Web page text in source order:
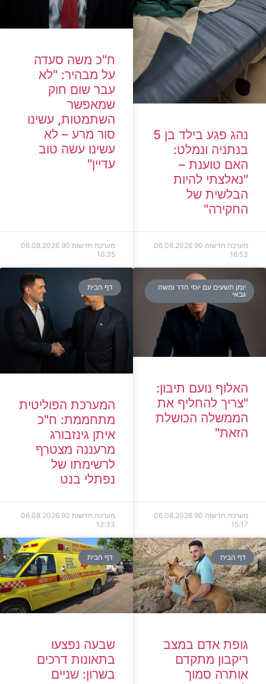
נהג פגע בילד בן 5
בנתניה ונמלט:
האם טוענת –
"נאלצתי להיות
הבלשית של
החקירה"
מערכת חדשות 90
06.08.2026
16:53
ח"כ משה סעדה
על מבהיר: "לא
עבר שום חוק
שמאפשר
השתמטות, עשינו
סור מרע – לא
עשינו עשה טוב
עדיין"
מערכת חדשות 90
06.08.2026
16:35
יומן תשעים עם יוסי הדר ומשה
גבאי
האלוף נועם תיבון:
"צריך להחליף את
הממשלה הכושלת
הזאת"
מערכת חדשות 90
06.08.2026
15:17
דף הבית
המערכת הפוליטית
מתחממת: ח"כ
איתן גינזבורג
מרעננה מצטרף
לרשימתו של
נפתלי בנט
מערכת חדשות 90
06.08.2026
12:33
דף הבית
גופת אדם במצב
ריקבון מתקדם
אותרה סמוך
דף הבית
שבעה נפצעו
בתאונות דרכים
בשרון: שניים